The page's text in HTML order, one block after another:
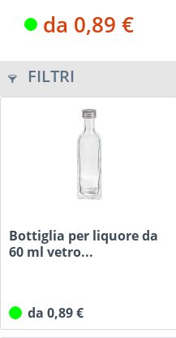
da 0,89 €
FILTRI
Bottiglia per liquore da
60 ml vetro...
da 0,89 €